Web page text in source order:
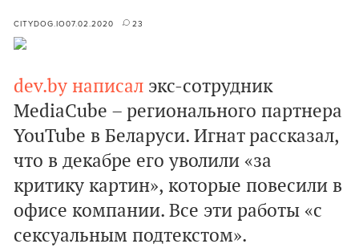
CITYDOG.IO07.02.2020 23
dev.by написал экс-сотрудник
MediaCube – регионального партнера
YouTube в Беларуси. Игнат рассказал,
что в декабре его уволили «за
критику картин», которые повесили в
офисе компании. Все эти работы «с
сексуальным подтекстом».